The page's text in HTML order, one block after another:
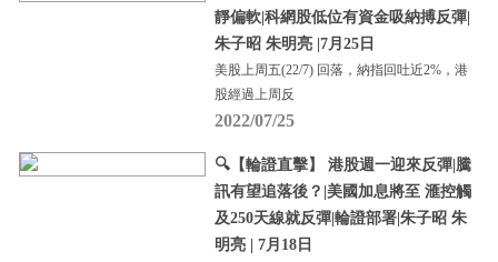
靜偏軟|科網股低位有資金吸納搏反彈|
朱子昭 朱明亮 |7月25日
美股上周五(22/7) 回落，納指回吐近2%，港
股經過上周反
2022/07/25
🔍【輪證直擊】 港股週一迎來反彈|騰
訊有望追落後？|美國加息將至 滙控觸
及250天線就反彈|輪證部署|朱子昭 朱
明亮 | 7月18日